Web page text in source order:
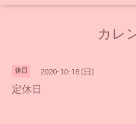
カレ
休日 2020-10-18 (日)
定休日